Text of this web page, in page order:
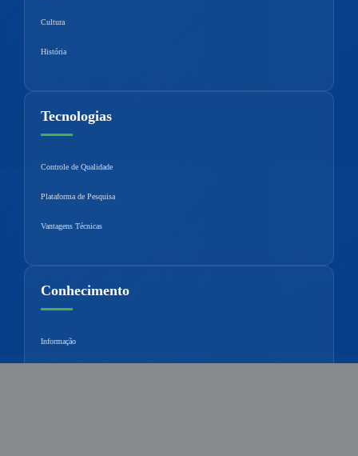
Cultura
História
Tecnologias
Controle de Qualidade
Plataforma de Pesquisa
Vantagens Técnicas
Conhecimento
Informação